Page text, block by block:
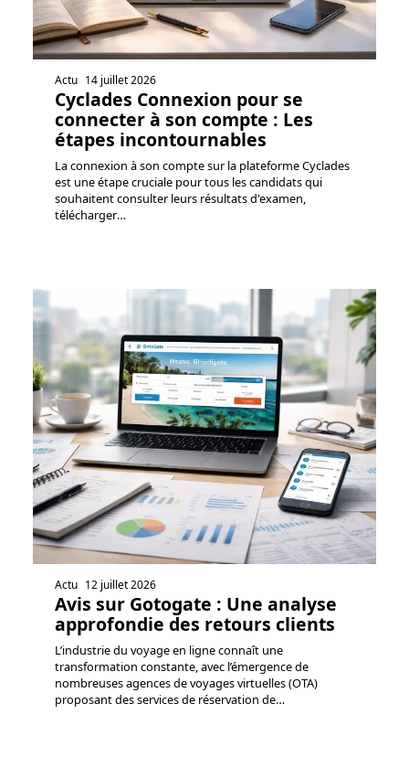
Actu 14 juillet 2026
Cyclades Connexion pour se
connecter à son compte : Les
étapes incontournables
La connexion à son compte sur la plateforme Cyclades
est une étape cruciale pour tous les candidats qui
souhaitent consulter leurs résultats d'examen,
télécharger…
Actu 12 juillet 2026
Avis sur Gotogate : Une analyse
approfondie des retours clients
L’industrie du voyage en ligne connaît une
transformation constante, avec l’émergence de
nombreuses agences de voyages virtuelles (OTA)
proposant des services de réservation de…